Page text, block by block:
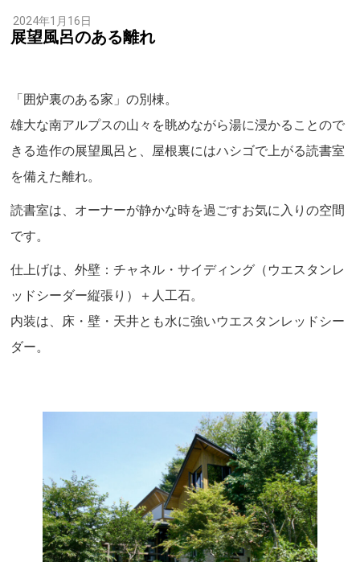
2024年1月16日
展望風呂のある離れ
「囲炉裏のある家」の別棟。
雄大な南アルプスの山々を眺めながら湯に浸かることので
きる造作の展望風呂と、屋根裏にはハシゴで上がる読書室
を備えた離れ。
読書室は、オーナーが静かな時を過ごすお気に入りの空間
です。
仕上げは、外壁：チャネル・サイディング（ウエスタンレ
ッドシーダー縦張り）＋人工石。
内装は、床・壁・天井とも水に強いウエスタンレッドシー
ダー。